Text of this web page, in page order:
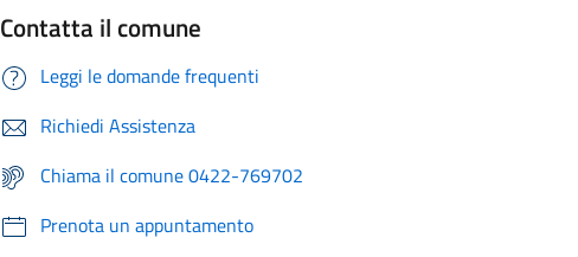
Contatta il comune
Leggi le domande frequenti
Richiedi Assistenza
Chiama il comune 0422-769702
Prenota un appuntamento